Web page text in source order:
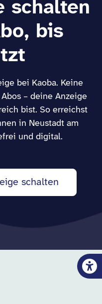
schalten
bis
bei Kaoba. Keine
– deine Anzeige
bist. So erreichst
in Neustadt am
und digital.
schalten